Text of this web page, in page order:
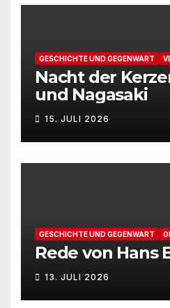
GESCHICHTE UND GEGENWART
Nacht der
und Nagasaki
15. JULI 2026
GESCHICHTE UND GEGENWART
Rede von Hans
13. JULI 2026